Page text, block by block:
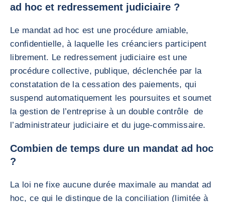
ad hoc et redressement judiciaire ?
Le mandat ad hoc est une procédure amiable,
confidentielle, à laquelle les créanciers participent
librement. Le redressement judiciaire est une
procédure collective, publique, déclenchée par la
constatation de la cessation des paiements, qui
suspend automatiquement les poursuites et soumet
la gestion de l’entreprise à un double contrôle de
l’administrateur judiciaire et du juge-commissaire.
Combien de temps dure un mandat ad hoc
?
La loi ne fixe aucune durée maximale au mandat ad
hoc, ce qui le distingue de la conciliation (limitée à